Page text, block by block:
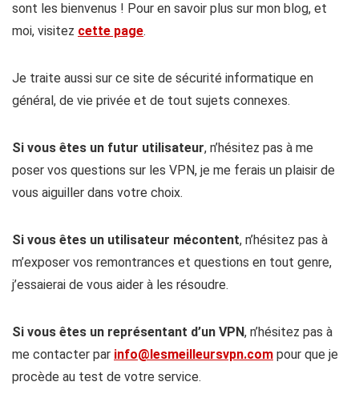
sont les bienvenus ! Pour en savoir plus sur mon blog, et
moi, visitez cette page.
Je traite aussi sur ce site de sécurité informatique en
général, de vie privée et de tout sujets connexes.
Si vous êtes un futur utilisateur, n’hésitez pas à me
poser vos questions sur les VPN, je me ferais un plaisir de
vous aiguiller dans votre choix.
Si vous êtes un utilisateur mécontent, n’hésitez pas à
m’exposer vos remontrances et questions en tout genre,
j’essaierai de vous aider à les résoudre.
Si vous êtes un représentant d’un VPN, n’hésitez pas à
me contacter par info@lesmeilleursvpn.com pour que je
procède au test de votre service.